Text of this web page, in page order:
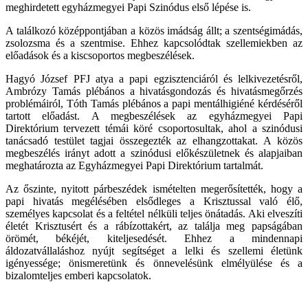
meghirdetett egyházmegyei Papi Szinódus első lépése is.
A találkozó középpontjában a közös imádság állt; a szentségimádás,
zsolozsma és a szentmise. Ehhez kapcsolódtak szellemiekben az
előadások és a kiscsoportos megbeszélések.
Hagyó József PFJ atya a papi egzisztenciáról és lelkivezetésről,
Ambrózy Tamás plébános a hivatásgondozás és hivatásmegőrzés
problémáiról, Tóth Tamás plébános a papi mentálhigiéné kérdéséről
tartott előadást. A megbeszélések az egyházmegyei Papi
Direktórium tervezett témái köré csoportosultak, ahol a szinódusi
tanácsadó testület tagjai összegezték az elhangzottakat. A közös
megbeszélés irányt adott a szinódusi előkészületnek és alapjaiban
meghatározta az Egyházmegyei Papi Direktórium tartalmát.
Az őszinte, nyitott párbeszédek ismételten megerősítették, hogy a
papi hivatás megélésében elsődleges a Krisztussal való élő,
személyes kapcsolat és a feltétel nélküli teljes önátadás. Aki elveszíti
életét Krisztusért és a rábízottakért, az találja meg papságában
örömét, békéjét, kiteljesedését. Ehhez a mindennapi
áldozatvállaláshoz nyújt segítséget a lelki és szellemi életünk
igényessége; önismeretünk és önnevelésünk elmélyülése és a
bizalomteljes emberi kapcsolatok.